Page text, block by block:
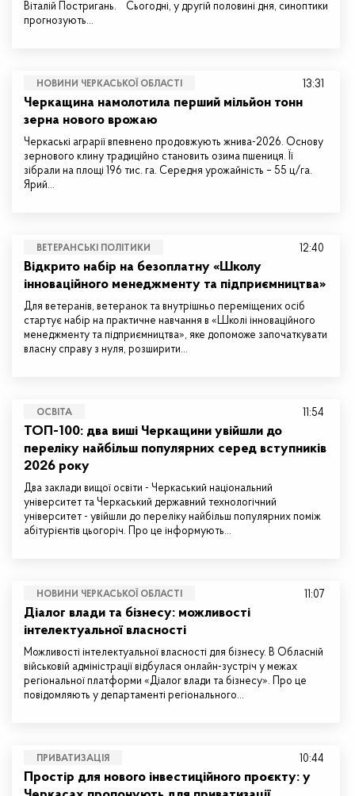
Віталій Постригань. Сьогодні, у другій половині дня, синоптики
прогнозують…
НОВИНИ ЧЕРКАСЬКОЇ ОБЛАСТІ
Черкащина намолотила перший мільйон тонн
зерна нового врожаю
Черкаські аграрії впевнено продовжують жнива-2026. Основу
зернового клину традиційно становить озима пшениця. Її
зібрали на площі 196 тис. га. Середня урожайність – 55 ц/га.
Ярий…
13:31
ВЕТЕРАНСЬКІ ПОЛІТИКИ
Відкрито набір на безоплатну «Школу
інноваційного менеджменту та підприємництва»
Для ветеранів, ветеранок та внутрішньо переміщених осіб
стартує набір на практичне навчання в «Школі інноваційного
менеджменту та підприємництва», яке допоможе започаткувати
власну справу з нуля, розширити…
12:40
ОСВІТА
ТОП-100: два виші Черкащини увійшли до
переліку найбільш популярних серед вступників
2026 року
Два заклади вищої освіти - Черкаський національний
університет та Черкаський державний технологічний
університет - увійшли до переліку найбільш популярних поміж
абітурієнтів цьогоріч. Про це інформують…
11:54
НОВИНИ ЧЕРКАСЬКОЇ ОБЛАСТІ
Діалог влади та бізнесу: можливості
інтелектуальної власності
Можливості інтелектуальної власності для бізнесу. В Обласній
військовій адміністрації відбулася онлайн-зустріч у межах
регіональної платформи «Діалог влади та бізнесу». Про це
повідомляють у департаменті регіонального…
11:07
ПРИВАТИЗАЦІЯ
Простір для нового інвестиційного проєкту: у
10:44